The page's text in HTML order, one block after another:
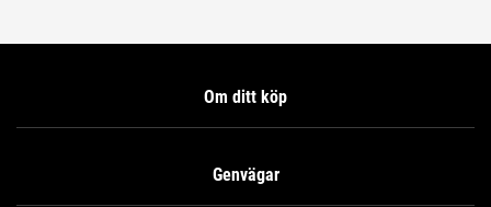
Om ditt köp
Genvägar